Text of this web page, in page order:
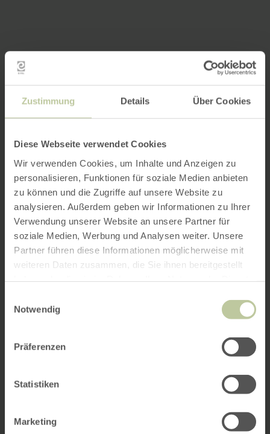
Zustimmung Details Über Cookies
Diese Webseite verwendet Cookies
Wir verwenden Cookies, um Inhalte und Anzeigen zu
personalisieren, Funktionen für soziale Medien anbieten
zu können und die Zugriffe auf unsere Website zu
analysieren. Außerdem geben wir Informationen zu Ihrer
Verwendung unserer Website an unsere Partner für
soziale Medien, Werbung und Analysen weiter. Unsere
Partner führen diese Informationen möglicherweise mit
weiteren Daten zusammen, die Sie ihnen bereitgestellt
Notwendig
Präferenzen
Statistiken
Marketing